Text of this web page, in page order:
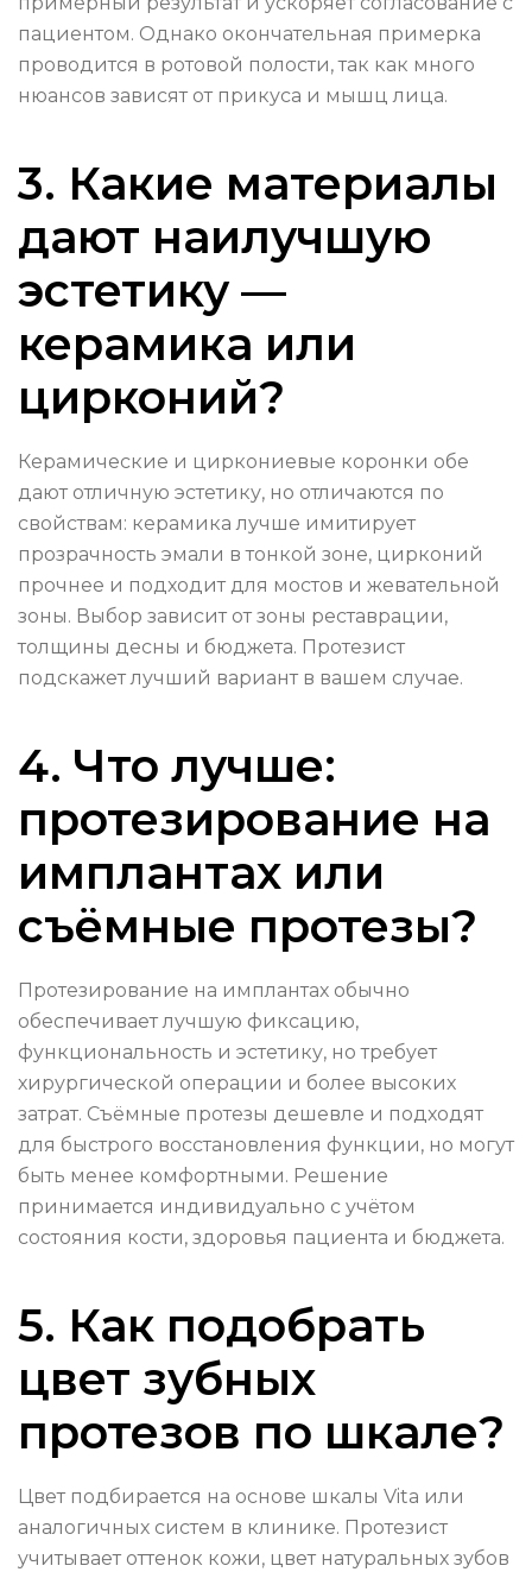
пациентом. Однако окончательная примерка
проводится в ротовой полости, так как много
нюансов зависят от прикуса и мышц лица.
3. Какие материалы
дают наилучшую
эстетику —
керамика или
цирконий?
Керамические и циркониевые коронки обе
дают отличную эстетику, но отличаются по
свойствам: керамика лучше имитирует
прозрачность эмали в тонкой зоне, цирконий
прочнее и подходит для мостов и жевательной
зоны. Выбор зависит от зоны реставрации,
толщины десны и бюджета. Протезист
подскажет лучший вариант в вашем случае.
4. Что лучше:
протезирование на
имплантах или
съёмные протезы?
Протезирование на имплантах обычно
обеспечивает лучшую фиксацию,
функциональность и эстетику, но требует
хирургической операции и более высоких
затрат. Съёмные протезы дешевле и подходят
для быстрого восстановления функции, но могут
быть менее комфортными. Решение
принимается индивидуально с учётом
состояния кости, здоровья пациента и бюджета.
5. Как подобрать
цвет зубных
протезов по шкале?
Цвет подбирается на основе шкалы Vita или
аналогичных систем в клинике. Протезист
учитывает оттенок кожи, цвет натуральных зубов